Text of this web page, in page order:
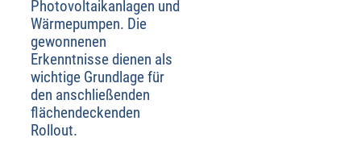
Photovoltaikanlagen und
Wärmepumpen. Die
gewonnenen
Erkenntnisse dienen als
wichtige Grundlage für
den anschließenden
flächendeckenden
Rollout.